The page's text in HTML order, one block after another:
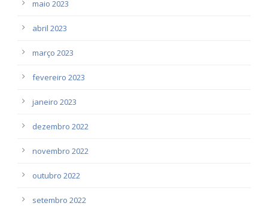
maio 2023
abril 2023
março 2023
fevereiro 2023
janeiro 2023
dezembro 2022
novembro 2022
outubro 2022
setembro 2022